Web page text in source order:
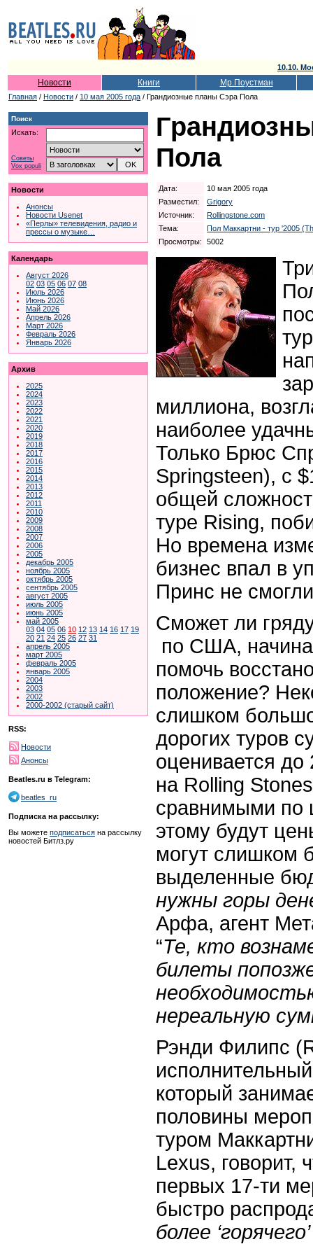
10.10.
Новости Книги Мр.Поустман
Главная / Новости / 10 мая 2005 года / Грандиозные планы Сэра Пола
Поиск
Искать:
Советы
Vox populi
Новости
Анонсы
Новости Usenet
«Перлы» телевидения, радио и
прессы о музыке…
Календарь
Август 2026
02 03 05 06 07 08
Июль 2026
Июнь 2026
Май 2026
Апрель 2026
Март 2026
Февраль 2026
Январь 2026
Архив
2025
2024
2023
2022
2021
2020
2019
2018
2017
2016
2015
2014
2013
2012
2011
2010
2009
2008
2007
2006
2005
декабрь 2005
ноябрь 2005
октябрь 2005
сентябрь 2005
август 2005
июль 2005
июнь 2005
май 2005
03 04 05 06 10 12 13 14 16 17 19
20 21 24 25 26 27 31
апрель 2005
март 2005
февраль 2005
январь 2005
2004
2003
2002
2000-2002 (старый сайт)
RSS:
Новости
Анонсы
Beatles.ru в Telegram:
beatles_ru
Подписка на рассылку:
Вы можете подписаться на рассылку
новостей Битлз.ру
Пола
Дата:
10 мая 2005 года
Разместил:
Grigory
Источник:
Rollingstone.com
Тема:
Пол Маккартни - тур '2005
Просмотры:
5002
миллиона,
наиболее
Только Брюс
Springsteen), с
общей
туре Rising,
Но времена
бизнес впал в
Принс не
Сможет ли
по США,
помочь
положение?
слишком
дорогих туров
оценивается до
на Rolling Stones
сравнимыми по
этому будут
могут слишком
выделенные
нужны горы
Арфа, агент
“Те, кто
билеты
нереальную
Рэнди Филипс (
который
половины
туром
Lexus, говорит,
первых 17-ти
быстро
более